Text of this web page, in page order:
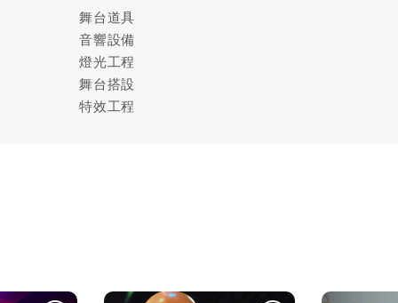
舞台道具
音響設備
燈光工程
舞台搭設
特效工程